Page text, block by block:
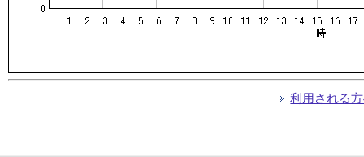
利用される